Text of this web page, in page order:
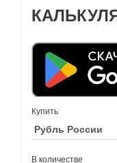
Купить
В количестве